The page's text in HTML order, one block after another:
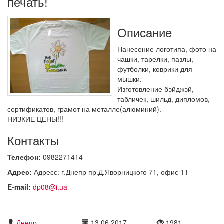
Описание
Нанесение логотипа, фото на
чашки, тарелки, пазлы,
футболки, коврики для
мышки.
Изготовление бэйджэй,
табличек, шильд, дипломов,
сертификатов, грамот на металле(алюминий).
НИЗКИЕ ЦЕНЫ!!!
Контакты
Телефон: 0982271414
Адрес: Адресс: г.Днепр пр.Д.Яворницкого 71, офис 11
E-mail: dp08@i.ua